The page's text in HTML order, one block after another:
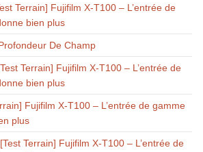
Terrain] Fujifilm X-T100 – L’entrée de
bien plus
De Champ
Terrain] Fujifilm X-T100 – L’entrée de
bien plus
Fujifilm X-T100 – L’entrée de gamme
plus
[Test Terrain] Fujifilm X-T100 – L’entrée de